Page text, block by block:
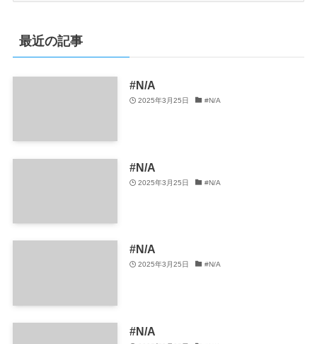
最近の記事
#N/A
2025年3月25日 #N/A
#N/A
2025年3月25日 #N/A
#N/A
2025年3月25日 #N/A
#N/A